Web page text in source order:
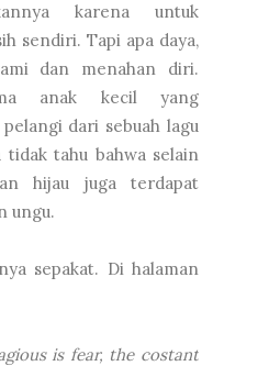
karena untuk
sendiri. Tapi apa daya,
dan menahan diri.
anak kecil yang
dari sebuah lagu
tidak tahu bahwa selain
hijau juga terdapat
ungu.
sepakat. Di halaman
is fear, the costant